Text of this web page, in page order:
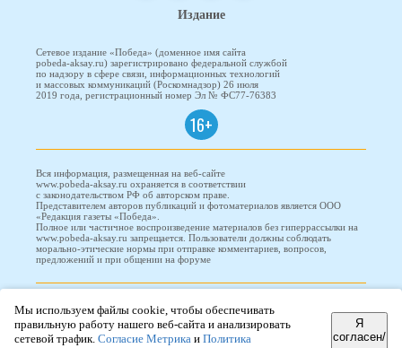
Издание
Сетевое издание «Победа» (доменное имя сайта
pobeda-aksay.ru) зарегистрировано федеральной службой
по надзору в сфере связи, информационных технологий
и массовых коммуникаций (Роскомнадзор) 26 июля
2019 года, регистрационный номер Эл № ФС77-76383
16+
Вся информация, размещенная на веб-сайте
www.pobeda-aksay.ru охраняется в соответствии
с законодательством РФ об авторском праве.
Представителем авторов публикаций и фотоматериалов является ООО
«Редакция газеты «Победа».
Полное или частичное воспроизведение материалов без гиперрассылки на
www.pobeda-aksay.ru запрещается. Пользователи должны соблюдать
морально-этические нормы при отправке комментариев, вопросов,
предложений и при общении на форуме
ПОБЕДА © 2010-2026
Мы используем файлы cookie, чтобы обеспечивать
правильную работу нашего веб-сайта и анализировать
сетевой трафик. Согласие Метрика и Политика
Я
согласен/